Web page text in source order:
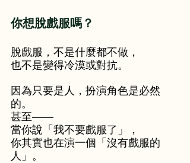
你想脫戲服嗎？
脫戲服，不是什麼都不做，
也不是變得冷漠或對抗。
因為只要是人，扮演角色是必然
的。
甚至——
當你說「我不要戲服了」，
你其實也在演一個「沒有戲服的
人」。